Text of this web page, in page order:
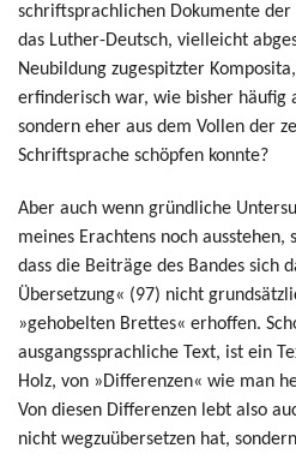
schriftsprachlichen Dokumente
das Luther-Deutsch, vielleicht
Neubildung zugespitzter
erfinderisch war, wie bisher häufig
sondern eher aus dem Vollen der
Schriftsprache schöpfen konnte?
Aber auch wenn gründliche
meines Erachtens noch ausstehen,
dass die Beiträge des Bandes sich
Übersetzung« (97) nicht
»gehobelten Brettes« erhoffen.
ausgangssprachliche Text, ist ein
Holz, von »Differenzen« wie man
Von diesen Differenzen lebt also
nicht wegzuübersetzen hat,